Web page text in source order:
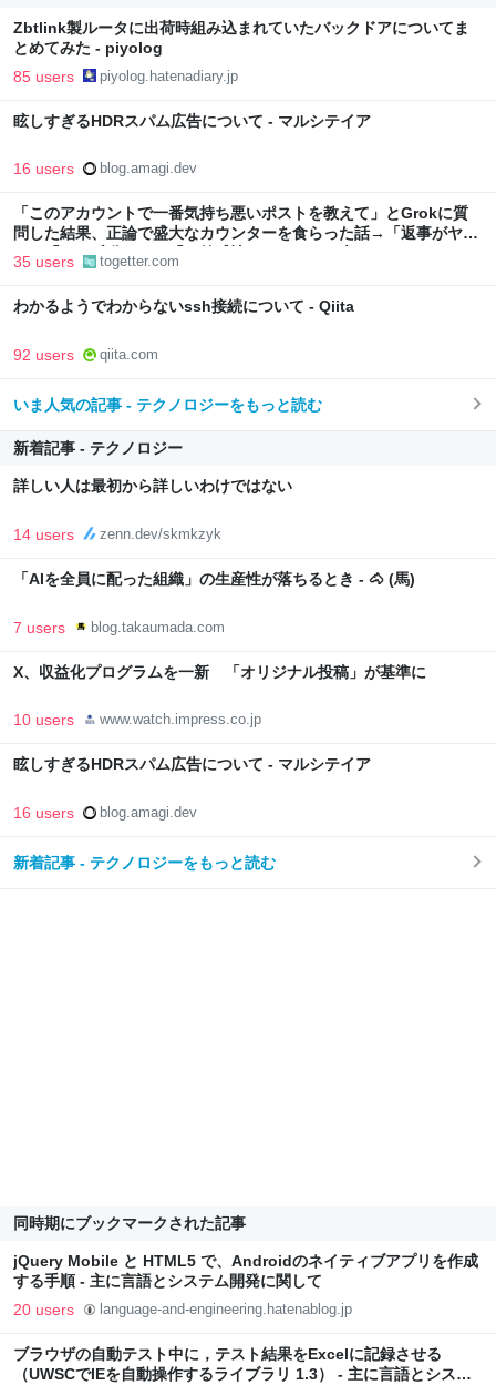
Zbtlink製ルータに出荷時組み込まれていたバックドアについてま
とめてみた - piyolog
85 users piyolog.hatenadiary.jp
眩しすぎるHDRスパム広告について - マルシテイア
16 users blog.amagi.dev
「このアカウントで一番気持ち悪いポストを教えて」とGrokに質
問した結果、正論で盛大なカウンターを食らった話→「返事がヤバ
い」「AIの反乱か？」「お前感情あるだろ」の声も
35 users togetter.com
わかるようでわからないssh接続について - Qiita
92 users qiita.com
いま人気の記事 - テクノロジーをもっと読む
新着記事 - テクノロジー
詳しい人は最初から詳しいわけではない
14 users zenn.dev/skmkzyk
「AIを全員に配った組織」の生産性が落ちるとき - 🐴 (馬)
7 users blog.takaumada.com
X、収益化プログラムを一新 「オリジナル投稿」が基準に
10 users www.watch.impress.co.jp
眩しすぎるHDRスパム広告について - マルシテイア
16 users blog.amagi.dev
新着記事 - テクノロジーをもっと読む
同時期にブックマークされた記事
jQuery Mobile と HTML5 で、Androidのネイティブアプリを作成
する手順 - 主に言語とシステム開発に関して
20 users language-and-engineering.hatenablog.jp
ブラウザの自動テスト中に，テスト結果をExcelに記録させる
（UWSCでIEを自動操作するライブラリ 1.3） - 主に言語とシステ